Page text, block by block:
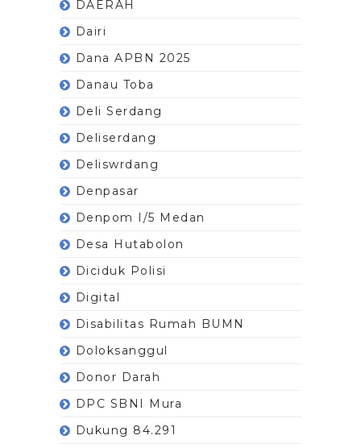
DAERAH
Dairi
Dana APBN 2025
Danau Toba
Deli Serdang
Deliserdang
Deliswrdang
Denpasar
Denpom I/5 Medan
Desa Hutabolon
Diciduk Polisi
Digital
Disabilitas Rumah BUMN
Doloksanggul
Donor Darah
DPC SBNI Mura
Dukung 84.291